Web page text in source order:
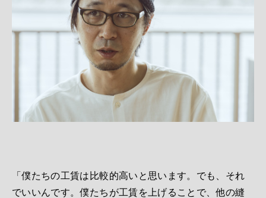
「僕たちの工賃は比較的高いと思います。でも、それ
でいいんです。僕たちが工賃を上げることで、他の縫